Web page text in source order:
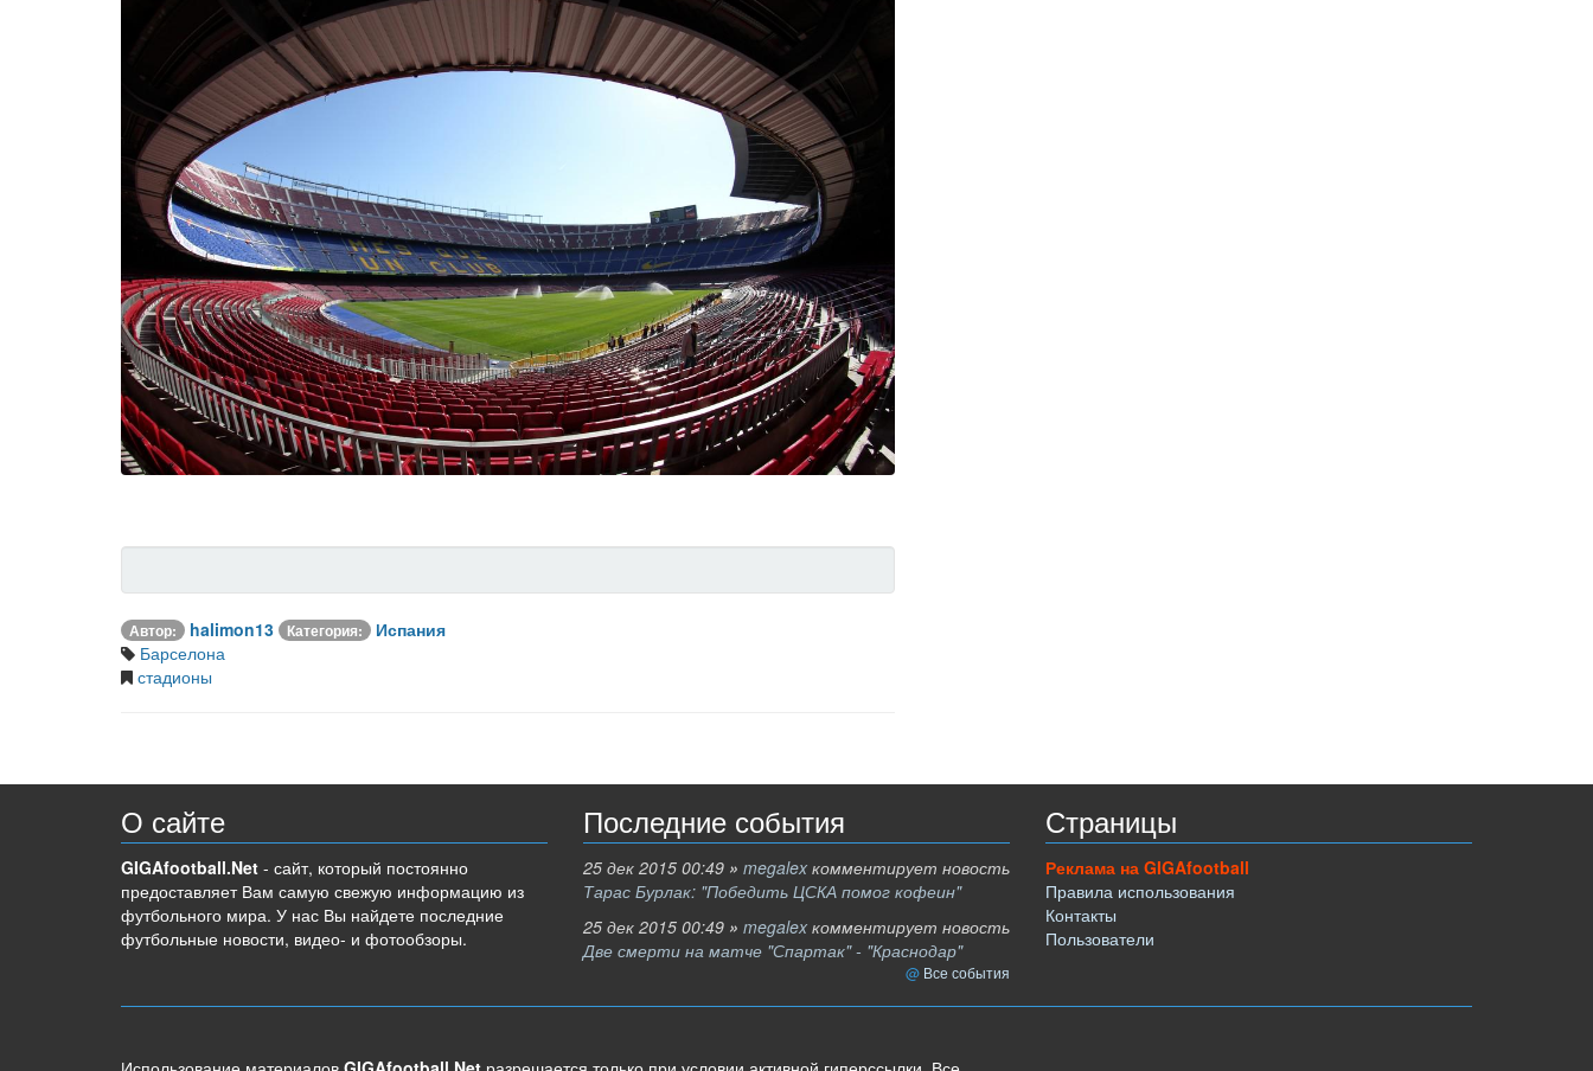
Автор: halimon13 Категория:
Испания
Барселона
стадионы
О сайте
GIGAfootball.Net - сайт, который постоянно
предоставляет Вам самую свежую информацию из
футбольного мира. У нас Вы найдете последние
футбольные новости, видео- и фотообзоры.
Последние события
25 дек 2015 00:49 » megalex комментирует новость
Тарас Бурлак: "Победить ЦСКА помог кофеин"
25 дек 2015 00:49 » megalex комментирует новость
Две смерти на матче "Спартак" - "Краснодар"
Все события
Страницы
Реклама на GIGAfootball
Правила использования
Контакты
Пользователи